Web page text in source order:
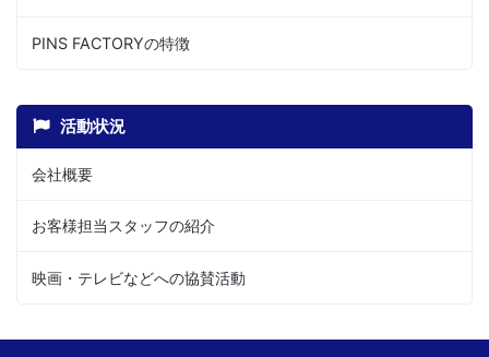
PINS FACTORYの特徴
活動状況
会社概要
お客様担当スタッフの紹介
映画・テレビなどへの協賛活動